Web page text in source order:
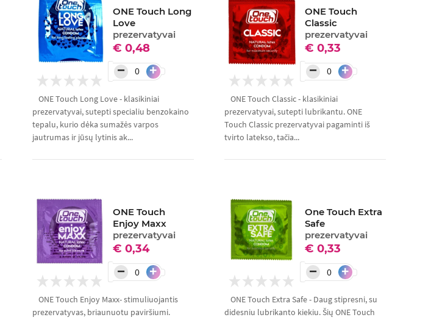
ONE Touch Long
Love
prezervatyvai
€ 0,48
− +
ONE Touch Long Love - klasikiniai
prezervatyvai, sutepti specialiu benzokaino
tepalu, kurio dėka sumažės varpos
jautrumas ir jūsų lytinis ak...
ONE Touch
Classic
prezervatyvai
€ 0,33
− +
ONE Touch Classic - klasikiniai
prezervatyvai, sutepti lubrikantu. ONE
Touch Classic prezervatyvai pagaminti iš
tvirto latekso, tačia...
ONE Touch
Enjoy Maxx
prezervatyvai
€ 0,34
− +
ONE Touch Enjoy Maxx- stimuliuojantis
prezervatyvas, briaunuotu paviršiumi.
One Touch Extra
Safe
prezervatyvai
€ 0,33
− +
ONE Touch Extra Safe - Daug stipresni, su
didesniu lubrikanto kiekiu. Šių ONE Touch